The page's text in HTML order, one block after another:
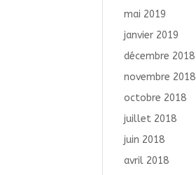
mai 2019
janvier 2019
décembre 2018
novembre 2018
octobre 2018
juillet 2018
juin 2018
avril 2018